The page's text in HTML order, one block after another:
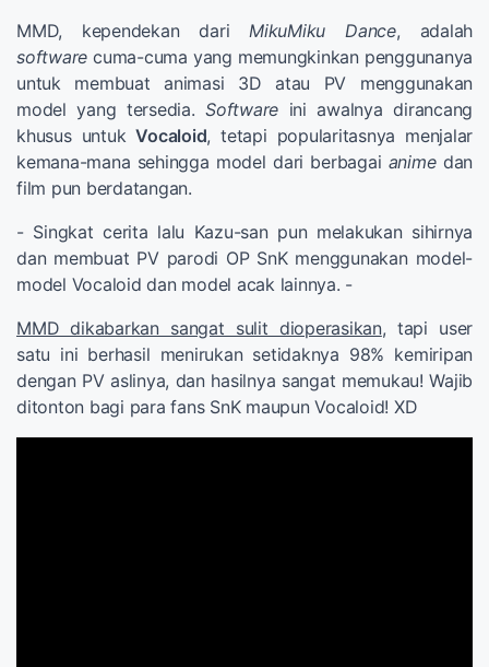
MMD, kependekan dariMikuMiku Dance, adalah
software cuma-cuma yang memungkinkan penggunanya
untuk membuat animasi 3D atau PV menggunakan
model yang tersedia.Software ini awalnya dirancang
khusus untukVocaloid, tetapi popularitasnya menjalar
kemana-mana sehingga model dari berbagai animedan
film pun berdatangan.
- Singkat cerita lalu Kazu-san pun melakukan sihirnya
dan membuat PV parodi OP SnK menggunakan model-
model Vocaloid dan model acak lainnya. -
MMD dikabarkan sangat sulit dioperasikan, tapi user
satu ini berhasil menirukan setidaknya 98% kemiripan
dengan PV aslinya, dan hasilnya sangat memukau! Wajib
ditonton bagi para fans SnK maupun Vocaloid! XD